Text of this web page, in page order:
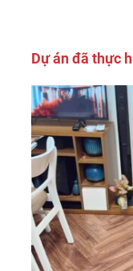
Dự án đã thực